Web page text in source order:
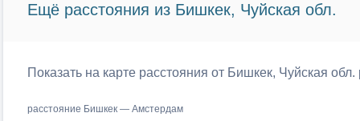
Ещё расстояния из Бишкек, Чуйская обл.
Показать на карте расстояния от Бишкек, Чуйская
расстояние Бишкек — Амстердам